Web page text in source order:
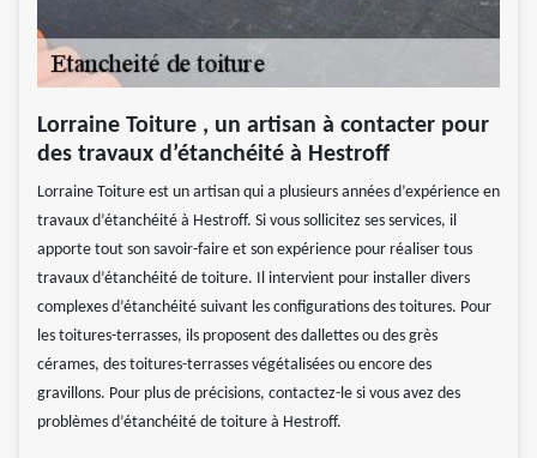
Lorraine Toiture , un artisan à contacter pour
des travaux d’étanchéité à Hestroff
Lorraine Toiture est un artisan qui a plusieurs années d’expérience en
travaux d’étanchéité à Hestroff. Si vous sollicitez ses services, il
apporte tout son savoir-faire et son expérience pour réaliser tous
travaux d’étanchéité de toiture. Il intervient pour installer divers
complexes d’étanchéité suivant les configurations des toitures. Pour
les toitures-terrasses, ils proposent des dallettes ou des grès
cérames, des toitures-terrasses végétalisées ou encore des
gravillons. Pour plus de précisions, contactez-le si vous avez des
problèmes d’étanchéité de toiture à Hestroff.